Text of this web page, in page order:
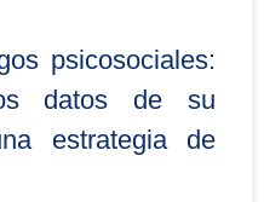
psicosociales:
datos de su
estrategia de